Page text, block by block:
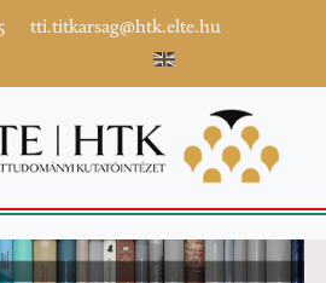
tti.titkarsag@htk.elte.hu